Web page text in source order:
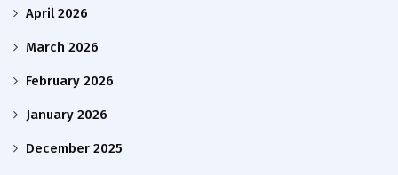
April 2026
March 2026
February 2026
January 2026
December 2025